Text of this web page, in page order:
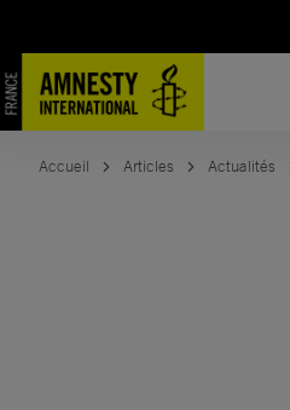
contenu
Accueil Articles Actualités